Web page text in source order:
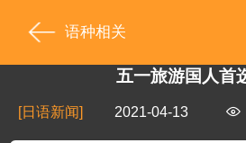
语种相关
五一旅游国人首
[日语新闻] 2021-04-13